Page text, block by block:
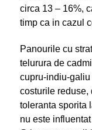
circa 13 – 16%,
timp ca in cazul
Panourile cu
telurura de
cupru-indiu-
costurile reduse,
toleranta sporita
nu este